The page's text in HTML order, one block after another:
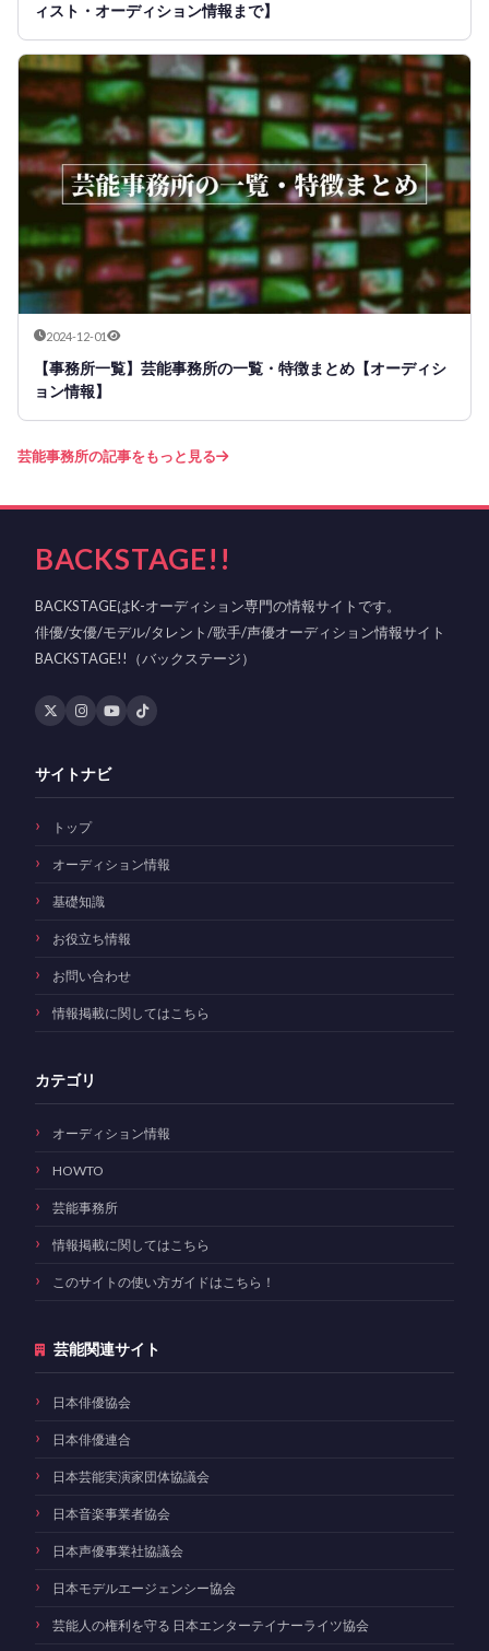
ィスト・オーディション情報まで】
2024-12-01
【事務所一覧】芸能事務所の一覧・特徴まとめ【オーディシ
ョン情報】
芸能事務所の記事をもっと見る
BACKSTAGE!!
BACKSTAGEはK-オーディション専門の情報サイトです。
俳優/女優/モデル/タレント/歌手/声優オーディション情報サイト
BACKSTAGE!!（バックステージ）
サイトナビ
トップ
オーディション情報
基礎知識
お役立ち情報
お問い合わせ
情報掲載に関してはこちら
カテゴリ
オーディション情報
HOWTO
芸能事務所
情報掲載に関してはこちら
このサイトの使い方ガイドはこちら！
芸能関連サイト
日本俳優協会
日本俳優連合
日本芸能実演家団体協議会
日本音楽事業者協会
日本声優事業社協議会
日本モデルエージェンシー協会
芸能人の権利を守る 日本エンターテイナーライツ協会